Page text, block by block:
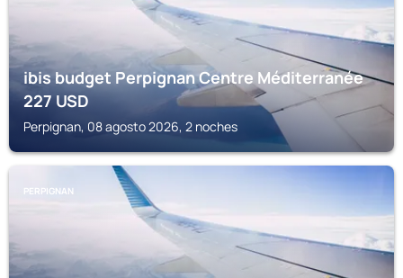
ibis budget Perpignan Centre Méditerranée
227USD
Perpignan, 08 agosto 2026, 2 noches
PERPIGNAN